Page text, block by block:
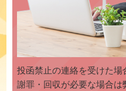
投函禁止の連絡を受けた場
謝罪・回収が必要な場合